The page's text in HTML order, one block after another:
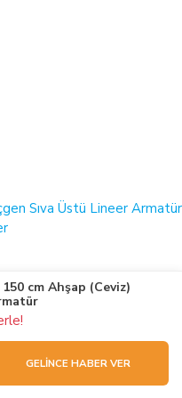
cm Ahşap (Ceviz)
GELİNCE HABER VER